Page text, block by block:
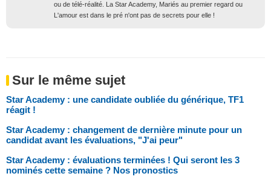
ou de télé-réalité. La Star Academy, Mariés au premier regard ou
L'amour est dans le pré n'ont pas de secrets pour elle !
Sur le même sujet
Star Academy : une candidate oubliée du générique, TF1
réagit !
Star Academy : changement de dernière minute pour un
candidat avant les évaluations, "J'ai peur"
Star Academy : évaluations terminées ! Qui seront les 3
nominés cette semaine ? Nos pronostics